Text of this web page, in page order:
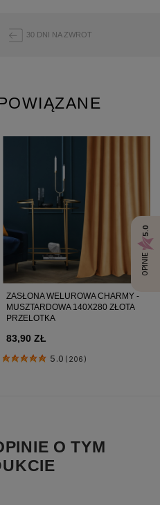
produktu
30 DNI NA ZWROT
O TYM
ZASŁONA WELUROWA CHARMY -
MUSZTARDOWA 140X280 ZŁOTA
PRZELOTKA
83,90 ZŁ
5.0 (206)
OPINIE
5.0